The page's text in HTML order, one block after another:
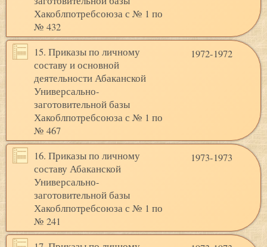
Хакоблпотребсоюза с № 1 по
№ 432
15. Приказы по личному
составу и основной
деятельности Абаканской
Универсально-
заготовительной базы
Хакоблпотребсоюза с № 1 по
№ 467
1972-1972
16. Приказы по личному
составу Абаканской
Универсально-
заготовительной базы
Хакоблпотребсоюза с № 1 по
№ 241
1973-1973